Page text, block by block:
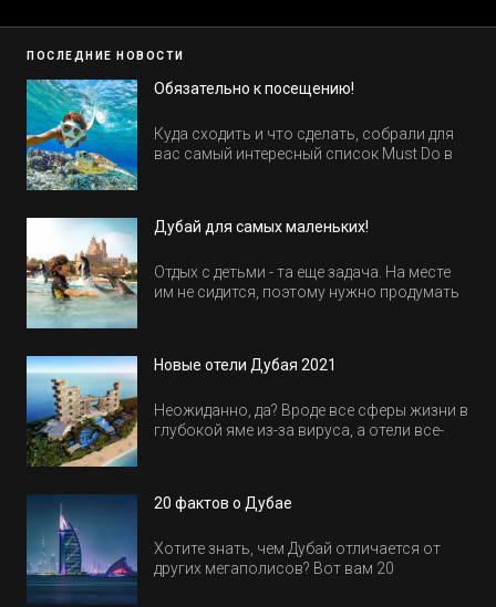
ПОСЛЕДНИЕ НОВОСТИ
Обязательно к посещению!
Куда сходить и что сделать, собрали для
вас самый интересный список Must Do в
Дубай для самых маленьких!
Отдых с детьми - та еще задача. На месте
им не сидится, поэтому нужно продумать
Новые отели Дубая 2021
Неожиданно, да? Вроде все сферы жизни в
глубокой яме из-за вируса, а отели все-
обычно на первые заезды дают промо-
20 фактов о Дубае
Хотите знать, чем Дубай отличается от
других мегаполисов? Вот вам 20